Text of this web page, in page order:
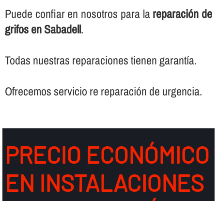
Puede confiar en nosotros para lareparación de
grifos en Sabadell.
Todas nuestras reparaciones tienen garantí­a.
Ofrecemos servicio re reparación de urgencia.
PRECIO ECONÓMICO
EN INSTALACIONES